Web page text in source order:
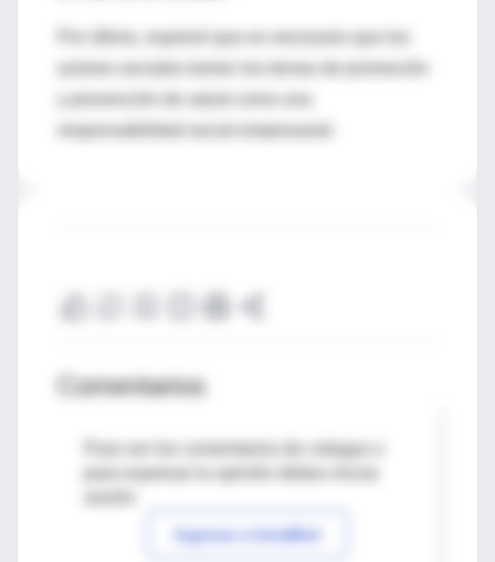
Comentarios
Para ver los comentarios de colegas o
Ingresar a IntraMed